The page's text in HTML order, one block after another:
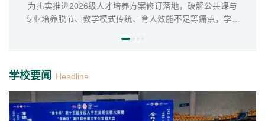
学校要闻 Headline
7月7日下午，上海应用技术大学树立和践行正确政绩观学习
教育警示教育会暨全面从严治党大会在奉贤校区召开。校党
为扎实推进2026级人才培养方案修订落地，破解公共课与
专业培养脱节、教学模式传统、育人效能不足等痛点，学校
7月12日，学校举办“产教融合育英才，校企协同创未来”产
教研协同育人发展论坛，系统梳理学校产教研协同育人团队
7月9日上午，上海应用技术大学“为产育人”教育教学思想大
讨论总结大会暨人工智能赋能教育教学与技术创新专项培训
7月7日下午，上海应用技术大学树立和践行正确政绩观学习
教育警示教育会暨全面从严治党大会在奉贤校区召开。校党
为扎实推进2026级人才培养方案修订落地，破解公共课与
专业培养脱节、教学模式传统、育人效能不足等痛点，学校